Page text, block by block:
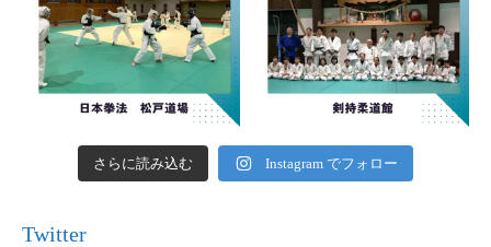
さらに読み込む Instagram でフォロー
Twitter